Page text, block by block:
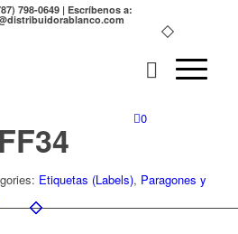
798-0649 | Escríbenos a:
0
Etiquetas (Labels), Paragones y